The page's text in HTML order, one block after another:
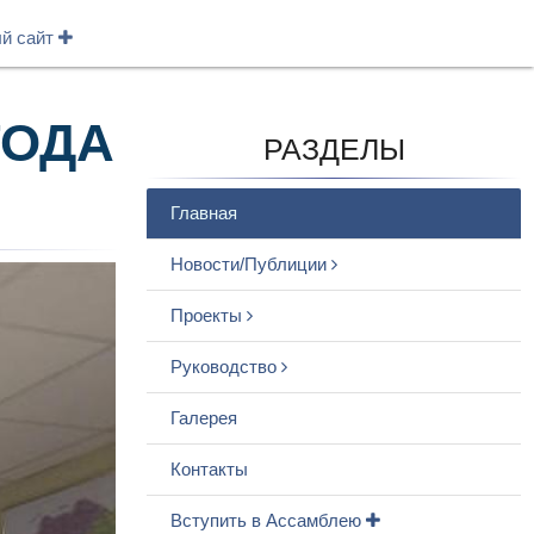
сайт
РАЗДЕЛЫ
Главная
Новости/Публиции
Проекты
Руководство
Галерея
Контакты
Вступить в Ассамблею